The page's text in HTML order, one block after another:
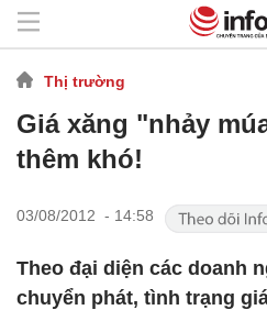
Thị trường
Giá xăng "nhảy
thêm khó!
03/08/2012 - 14:58
Theo đại diện các doanh
chuyển phát, tình trạng